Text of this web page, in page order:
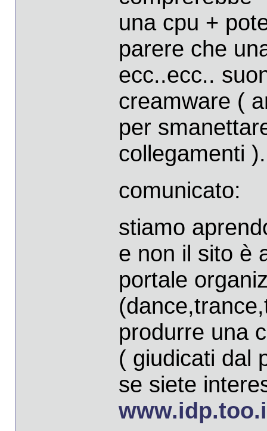
una cpu +
parere che
ecc..ecc..
creamware (
per
collegamenti
comunicato:
stiamo
e non il sito è
portale
produrre una
( giudicati dal
se siete